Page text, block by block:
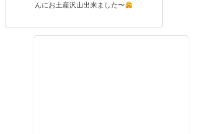
んにお土産沢山出来ました〜